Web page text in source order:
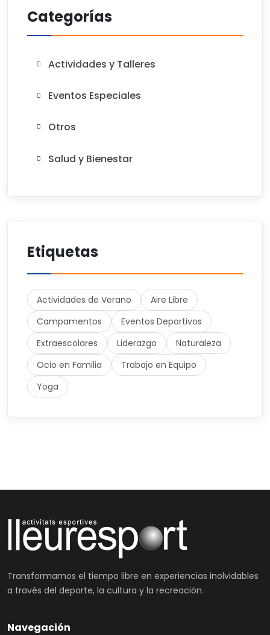
Categorías
Actividades y Talleres
Eventos Especiales
Otros
Salud y Bienestar
Etiquetas
Actividades de Verano
Aire Libre
Campamentos
Eventos Deportivos
Extraescolares
Liderazgo
Naturaleza
Ocio en Familia
Trabajo en Equipo
Yoga
Transformamos el tiempo libre en experiencias inolvidables
a través del deporte, la cultura y la recreación.
Navegación